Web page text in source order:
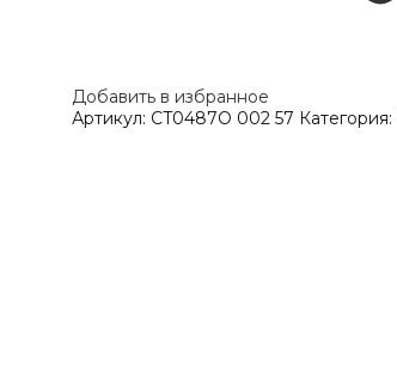
Добавить в избранное
Артикул: CT0487O 002 57 Категория: